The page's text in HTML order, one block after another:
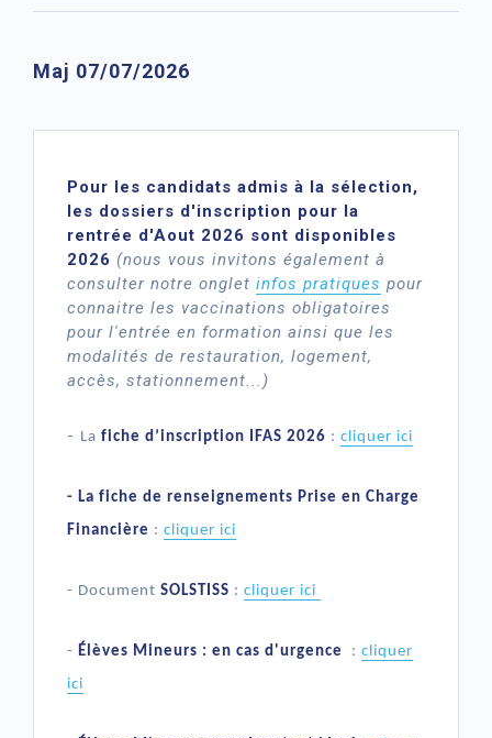
Maj 07/07/2026
Pour les candidats admis à la sélection,
les dossiers d'inscription pour la
rentrée d'Aout 2026 sont disponibles
2026 (nous vous invitons également à
consulter notre onglet infos pratiques pour
connaitre les vaccinations obligatoires
pour l'entrée en formation ainsi que les
modalités de restauration, logement,
accès, stationnement...)
- La fiche d’inscription IFAS 2026 : cliquer ici
- La fiche de renseignements Prise en Charge
Financière : cliquer ici
- Document SOLSTISS : cliquer ici
- Élèves Mineurs : en cas d'urgence : cliquer
ici